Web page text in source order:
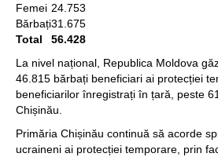
Femei 24.753
Bărbați31.675
Total
56.428
La nivel național, Republica Moldova
46.815 bărbați beneficiari ai protecției
beneficiarilor înregistrați în țară, peste
Chișinău.
Primăria Chișinău continuă să acorde
ucraineni ai protecției temporare, prin